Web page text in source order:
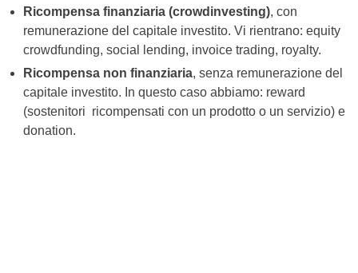
Ricompensa finanziaria (crowdinvesting), con
remunerazione del capitale investito. Vi rientrano: equity
crowdfunding, social lending, invoice trading, royalty.
Ricompensa non finanziaria, senza remunerazione del
capitale investito. In questo caso abbiamo: reward
(sostenitori ricompensati con un prodotto o un servizio) e
donation.